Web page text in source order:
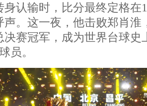
身认输时，比分最终定格在
声。这一夜，他击败郑肖淮
决赛冠军，成为世界台球史
员。